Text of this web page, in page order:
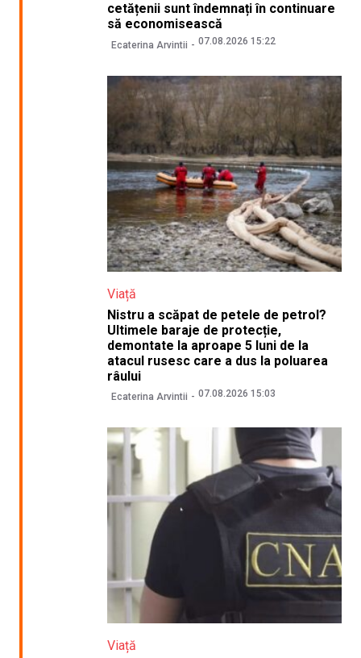
cetățenii sunt îndemnați în continuare
să economisească
Ecaterina Arvintii 07.08.2026 15:22
Viață
Nistru a scăpat de petele de petrol?
Ultimele baraje de protecție,
demontate la aproape 5 luni de la
atacul rusesc care a dus la poluarea
râului
Ecaterina Arvintii 07.08.2026 15:03
Viață